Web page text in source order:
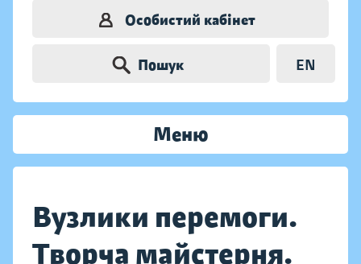
Особистий кабінет
Пошук EN
Меню
Вузлики перемоги.
Творча майстерня.